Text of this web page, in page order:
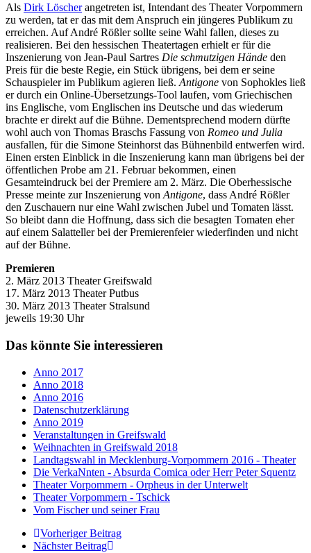
Als Dirk Löscherangetreten ist, Intendant des Theater Vorpommern
zu werden, tat er das mit dem Anspruch ein jüngeres Publikum zu
erreichen. Auf André Rößler sollte seine Wahl fallen, dieses zu
realisieren. Bei den hessischen Theatertagen erhielt er für die
Inszenierung von Jean-Paul Sartres Die schmutzigen Hände den
Preis für die beste Regie, ein Stück übrigens, bei dem er seine
Schauspieler im Publikum agieren ließ. Antigone von Sophokles ließ
er durch ein Online-Übersetzungs-Tool laufen, vom Griechischen
ins Englische, vom Englischen ins Deutsche und das wiederum
brachte er direkt auf die Bühne. Dementsprechend modern dürfte
wohl auch von Thomas Braschs Fassung von Romeo und Julia
ausfallen, für die Simone Steinhorst das Bühnenbild entwerfen wird.
Einen ersten Einblick in die Inszenierung kann man übrigens bei der
öffentlichen Probe am 21. Februar bekommen, einen
Gesamteindruck bei der Premiere am 2. März. Die Oberhessische
Presse meinte zur Inszenierung von Antigone, dass André Rößler
den Zuschauern nur eine Wahl zwischen Jubel und Tomaten lässt.
So bleibt dann die Hoffnung, dass sich die besagten Tomaten eher
auf einem Salatteller bei der Premierenfeier wiederfinden und nicht
auf der Bühne.
Premieren
2. März 2013 Theater Greifswald
17. März 2013 Theater Putbus
30. März 2013 Theater Stralsund
jeweils 19:30 Uhr
Das könnte Sie interessieren
Anno 2017
Anno 2018
Anno 2016
Datenschutzerklärung
Anno 2019
Veranstaltungen in Greifswald
Weihnachten in Greifswald 2018
Landtagswahl in Mecklenburg-Vorpommern 2016 - Theater
Die VerkaNnten - Absurda Comica oder Herr Peter Squentz
Theater Vorpommern - Orpheus in der Unterwelt
Theater Vorpommern - Tschick
Vom Fischer und seiner Frau
Vorheriger Beitrag
Nächster Beitrag